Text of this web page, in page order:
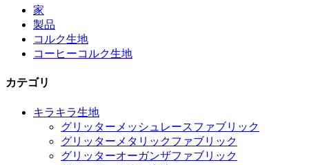
家
製品
コルク生地
コーヒーコルク生地
カテゴリ
キラキラ生地
グリッターメッシュレースファブリック
グリッターメタリックファブリック
グリッターオーガンザファブリック